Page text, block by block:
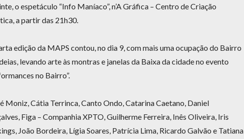
o espetáculo “Info Maníaco”, n’A Gráfica – Centro de Criação
a partir das 21h30.
edição da MAPS contou, no dia 9, com mais uma ocupação do Bairro
levando arte às montras e janelas da Baixa da cidade no evento
no Bairro”.
Moniz, Cátia Terrinca, Canto Ondo, Catarina Caetano, Daniel
Figa – Companhia XPTO, Guilherme Ferreira, Inês Oliveira, Iris
João Bordeira, Lígia Soares, Patrícia Lima, Ricardo Galvão e Tatiana